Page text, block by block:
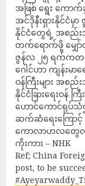
အဖြစ် ရွေး ကော
အင်ဒိုနီးရှားနိုင်
နိုင်ငံတွေရဲ့ အစည်းအဝ
တက်ရောက်ဖို့ မျှေ
ဇွန်လ ၂၅ ရက်ကတ
ဂေါင်ဟာ ကျန်းမာ
ဝန်ကြီးများ အ
နိုင်ငံခြားရေးဝန်
ဟောင်ကောင်ရုပ်သံ
ဆက်ဆံရေးကြောင့်
ကောလာဟလတွေလ
ကိုးကား – NHK
Ref; China
post, to be